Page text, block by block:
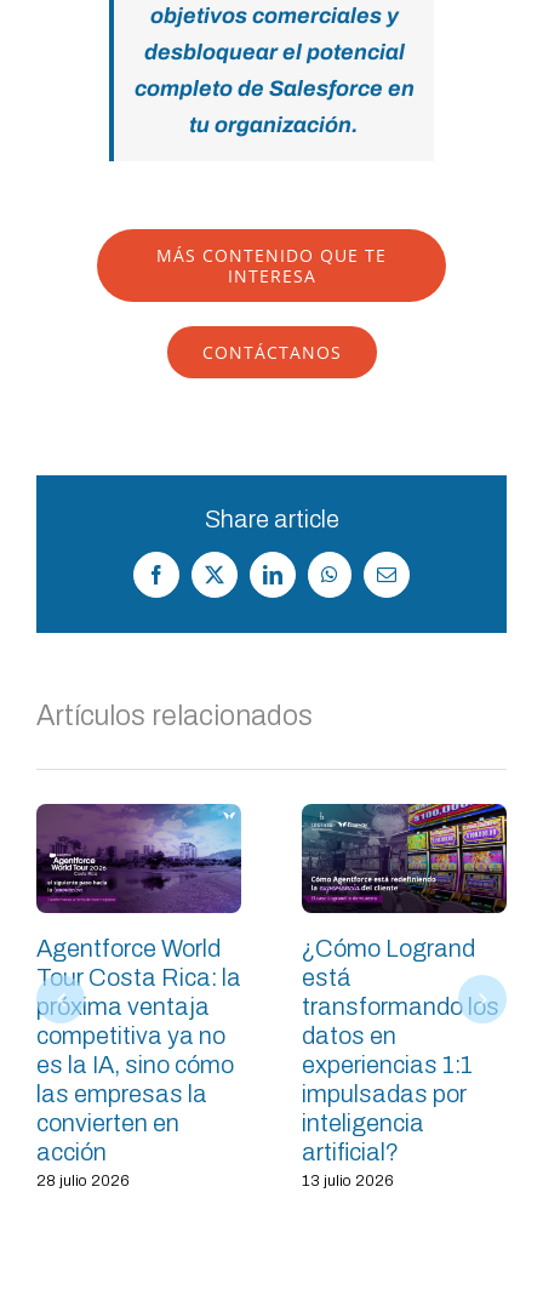
objetivos comerciales y
desbloquear el potencial
completo de Salesforce en
tu organización.
MÁS CONTENIDO QUE TE
INTERESA
CONTÁCTANOS
Share article
Facebook
X LinkedInWhatsApp
Correo
electrónico
Artículos relacionados
Agentforce World
Tour Costa Rica: la
próxima ventaja
competitiva ya no
es la IA, sino cómo
las empresas la
convierten en
acción
28 julio 2026
¿Cómo Logrand
está
transformando los
datos en
experiencias 1:1
impulsadas por
inteligencia
artificial?
13 julio 2026